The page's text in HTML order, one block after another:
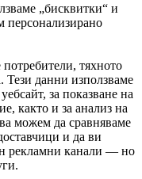
„бисквитки“ и
персонализирано
тяхното
Тези данни използваме
за показване на
както и за анализ на
можем да сравняваме
и да ви
рекламни канали — но